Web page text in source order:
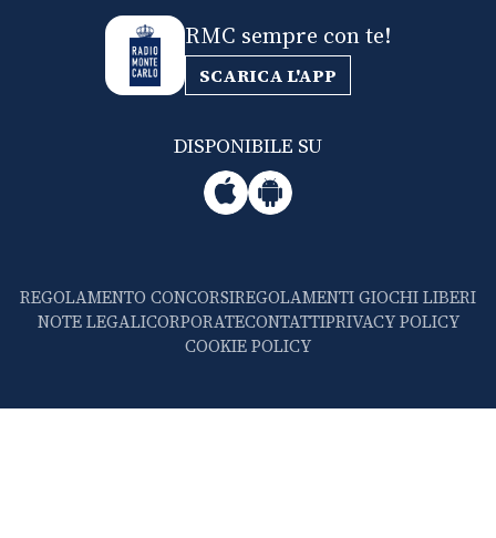
RMC sempre con te!
SCARICA L'APP
DISPONIBILE SU
REGOLAMENTO CONCORSIREGOLAMENTI GIOCHI LIBERI
NOTE LEGALICORPORATECONTATTIPRIVACY POLICY
COOKIE POLICY